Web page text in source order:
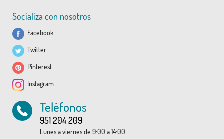
Socializa con nosotros
Facebook
Twitter
Pinterest
Instagram
Teléfonos
951 204 209
Lunes a viernes de 9:00 a 14:00